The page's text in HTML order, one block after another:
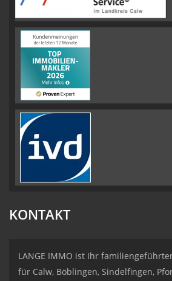
KONTAKT
LANGE IMMO ist Ihr
für Calw, Böblingen, Sindelfingen,